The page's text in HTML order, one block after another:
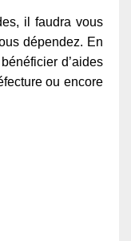
il faudra vous
dépendez. En
d’aides
ou encore